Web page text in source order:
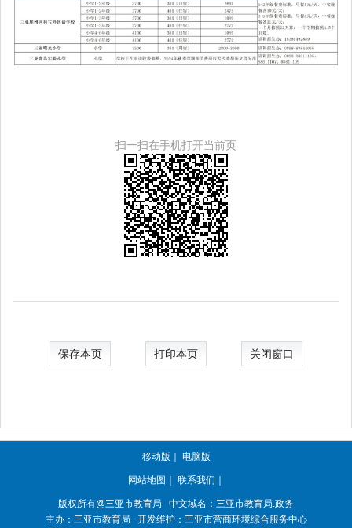
扫一扫在手机打开当前页
保存本页 打印本页 关闭窗口
移动版 电脑版
网站地图 联系我们
版权所有@三亚市教育局
中文域名：三亚市教育局.政务
主办：三亚市教育局 开发维护：三亚市营商环境综合服务中心